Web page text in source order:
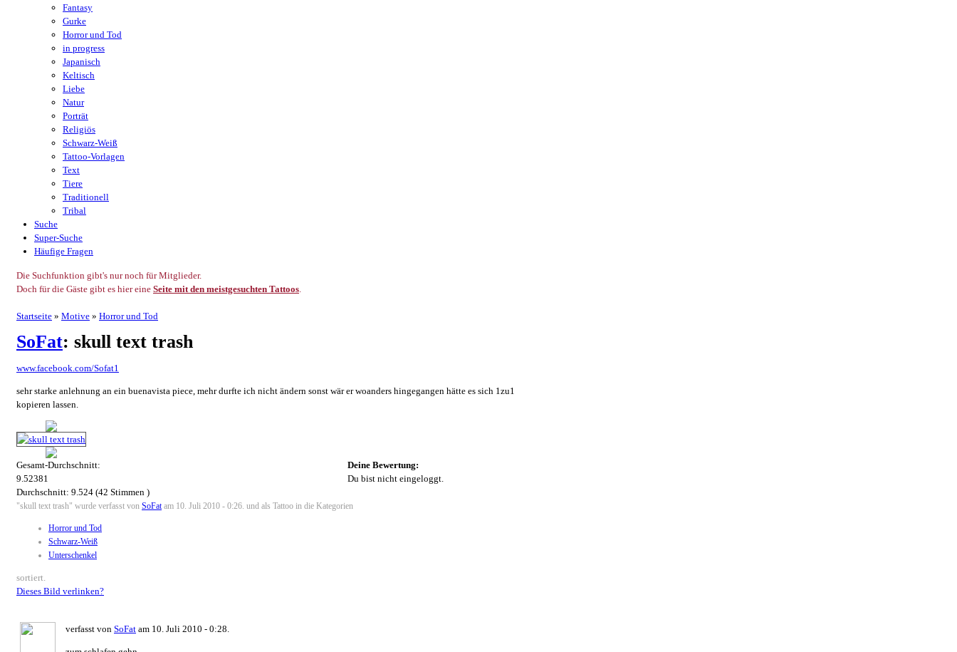
Fantasy
Gurke
Horror und Tod
in progress
Japanisch
Keltisch
Liebe
Natur
Porträt
Religiös
Schwarz-Weiß
Tattoo-Vorlagen
Text
Tiere
Traditionell
Tribal
Suche
Super-Suche
Häufige Fragen
Die Suchfunktion gibt's nur noch für Mitglieder.
Doch für die Gäste gibt es hier eine Seite mit den meistgesuchten Tattoos.
Startseite » Motive » Horror und Tod
SoFat: skull text trash
www.facebook.com/Sofat1
sehr starke anlehnung an ein buenavista piece, mehr durfte ich nicht ändern sonst wär er woanders hingegangen hätte es sich 1zu1
kopieren lassen.
Gesamt-Durchschnitt:
9.52381
Durchschnitt: 9.524 (42 Stimmen )
Deine Bewertung:
Du bist nicht eingeloggt.
"skull text trash" wurde verfasst von SoFatam 10. Juli 2010 - 0:26. und als Tattoo in die Kategorien
Horror und Tod
Schwarz-Weiß
Unterschenkel
sortiert.
Dieses Bild verlinken?
verfasst von SoFat am 10. Juli 2010 - 0:28.